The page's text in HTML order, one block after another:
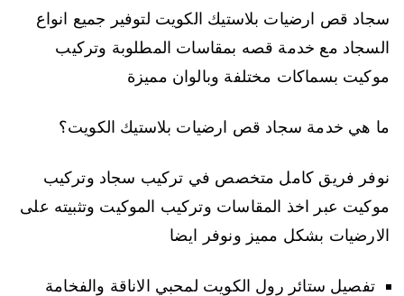
سجاد قص ارضيات بلاستيك الكويت لتوفير جميع انواع
السجاد مع خدمة قصه بمقاسات المطلوبة وتركيب
موكيت بسماكات مختلفة وبالوان مميزة
ما هي خدمة سجاد قص ارضيات بلاستيك الكويت؟
نوفر فريق كامل متخصص في تركيب سجاد وتركيب
موكيت عبر اخذ المقاسات وتركيب الموكيت وتثبيته على
الارضيات بشكل مميز ونوفر ايضا
تفصيل ستائر رول الكويت لمحبي الاناقة والفخامة